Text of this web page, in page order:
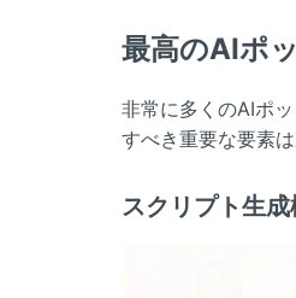
最高のAIポ
非常に多くのAIポ
すべき重要な要素は
スクリプト生成